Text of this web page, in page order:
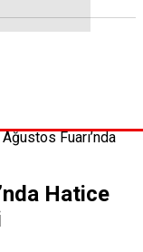
Fuarı’nda
Hatice